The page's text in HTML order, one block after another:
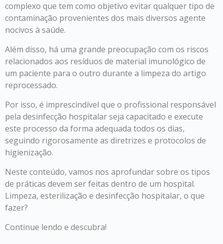
complexo que tem como objetivo evitar qualquer tipo de
contaminação provenientes dos mais diversos agente
nocivos à saúde.
Além disso, há uma grande preocupação com os riscos
relacionados aos resíduos de material imunológico de
um paciente para o outro durante a limpeza do artigo
reprocessado.
Por isso, é imprescindível que o profissional responsável
pela desinfecção hospitalar seja capacitado e execute
este processo da forma adequada todos os dias,
seguindo rigorosamente as diretrizes e protocolos de
higienização.
Neste conteúdo, vamos nos aprofundar sobre os tipos
de práticas devem ser feitas dentro de um hospital.
Limpeza, esterilização e desinfecção hospitalar, o que
fazer?
Continue lendo e descubra!